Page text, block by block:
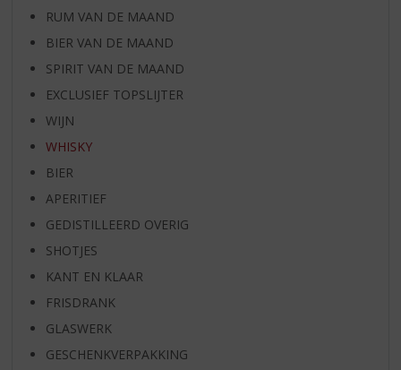
RUM VAN DE MAAND
BIER VAN DE MAAND
SPIRIT VAN DE MAAND
EXCLUSIEF TOPSLIJTER
WIJN
WHISKY
BIER
APERITIEF
GEDISTILLEERD OVERIG
SHOTJES
KANT EN KLAAR
FRISDRANK
GLASWERK
GESCHENKVERPAKKING